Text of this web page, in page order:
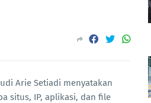
Arie Setiadi menyatakan
situs, IP, aplikasi, dan file